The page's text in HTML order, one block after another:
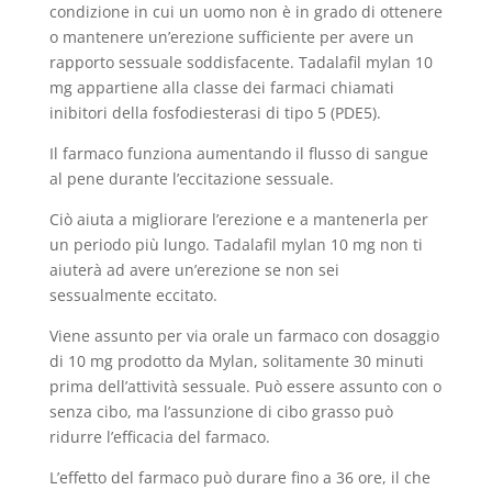
condizione in cui un uomo non è in grado di ottenere
o mantenere un’erezione sufficiente per avere un
rapporto sessuale soddisfacente. Tadalafil mylan 10
mg appartiene alla classe dei farmaci chiamati
inibitori della fosfodiesterasi di tipo 5 (PDE5).
Il farmaco funziona aumentando il flusso di sangue
al pene durante l’eccitazione sessuale.
Ciò aiuta a migliorare l’erezione e a mantenerla per
un periodo più lungo. Tadalafil mylan 10 mg non ti
aiuterà ad avere un’erezione se non sei
sessualmente eccitato.
Viene assunto per via orale un farmaco con dosaggio
di 10 mg prodotto da Mylan, solitamente 30 minuti
prima dell’attività sessuale. Può essere assunto con o
senza cibo, ma l’assunzione di cibo grasso può
ridurre l’efficacia del farmaco.
L’effetto del farmaco può durare fino a 36 ore, il che